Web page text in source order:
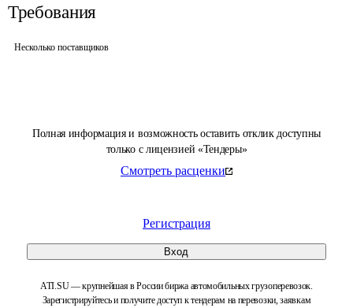
Полная информация и возможность оставить отклик доступны
только с лицензией «Тендеры»
Смотреть расценки
Регистрация
Вход
ATI.SU — крупнейшая в России биржа автомобильных грузоперевозок.
Зарегистрируйтесь и получите доступ к тендерам на перевозки, заявкам
Требования
Несколько поставщиков